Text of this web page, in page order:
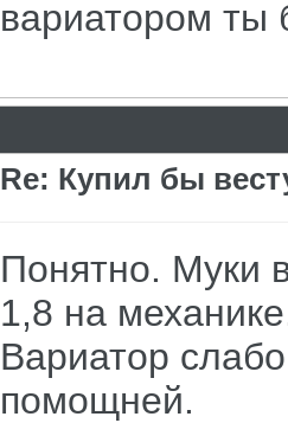
вариатором ты
Re: Купил бы
Понятно. Муки
1,8 на
Вариатор
помощней.